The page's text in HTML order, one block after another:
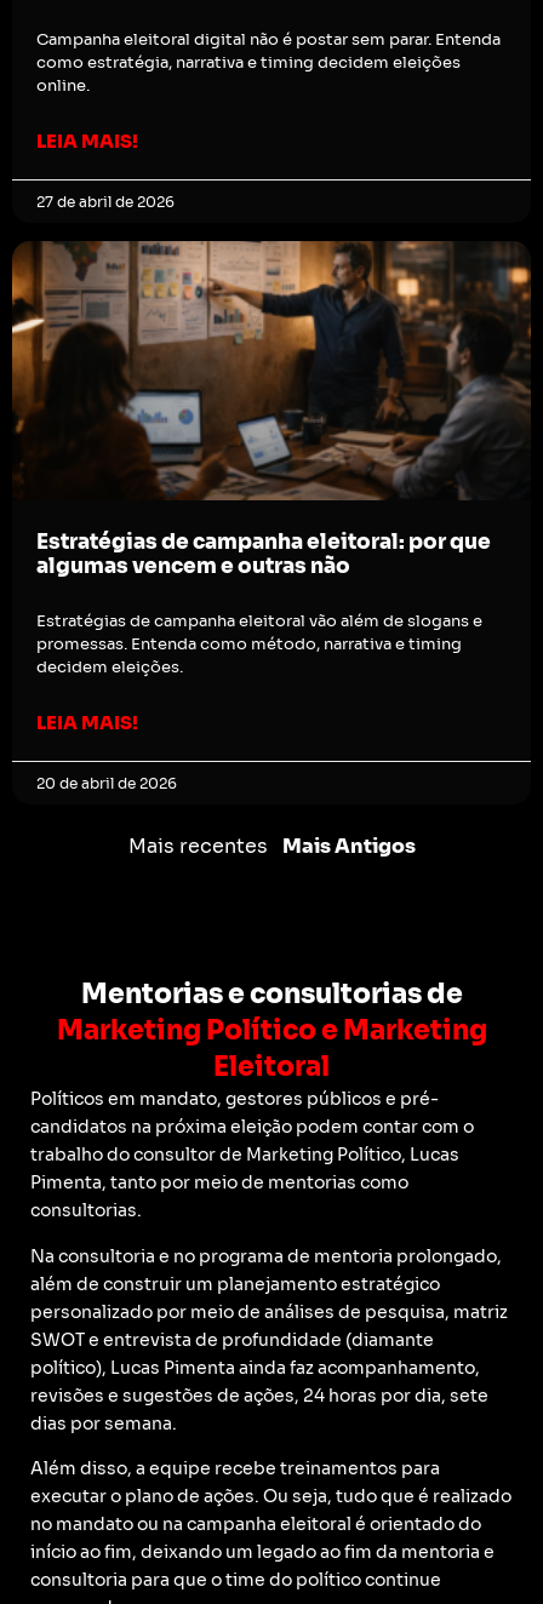
Campanha eleitoral digital não é postar sem parar. Entenda
como estratégia, narrativa e timing decidem eleições
online.
LEIA MAIS!
27 de abril de 2026
Estratégias de campanha eleitoral: por que
algumas vencem e outras não
Estratégias de campanha eleitoral vão além de slogans e
promessas. Entenda como método, narrativa e timing
decidem eleições.
LEIA MAIS!
20 de abril de 2026
Mais recentes Mais Antigos
Mentorias e consultorias de
Marketing Político e Marketing
Eleitoral
Políticos em mandato, gestores públicos e pré-
candidatos na próxima eleição podem contar com o
trabalho do consultor de Marketing Político, Lucas
Pimenta, tanto por meio de mentorias como
consultorias.
Na consultoria e no programa de mentoria prolongado,
além de construir um planejamento estratégico
personalizado por meio de análises de pesquisa, matriz
SWOT e entrevista de profundidade (diamante
político), Lucas Pimenta ainda faz acompanhamento,
revisões e sugestões de ações, 24 horas por dia, sete
dias por semana.
Além disso, a equipe recebe treinamentos para
executar o plano de ações. Ou seja, tudo que é realizado
no mandato ou na campanha eleitoral é orientado do
início ao fim, deixando um legado ao fim da mentoria e
consultoria para que o time do político continue